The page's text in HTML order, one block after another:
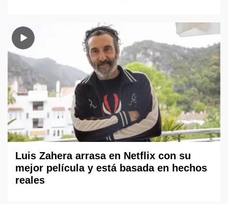
Luis Zahera arrasa en Netflix con su
mejor película y está basada en hechos
reales